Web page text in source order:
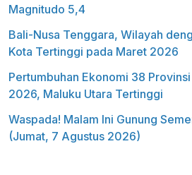
Magnitudo 5,4
Bali-Nusa Tenggara, Wilayah
Kota Tertinggi pada Maret 2026
Pertumbuhan Ekonomi 38
2026, Maluku Utara Tertinggi
Waspada! Malam Ini Gunung
(Jumat, 7 Agustus 2026)